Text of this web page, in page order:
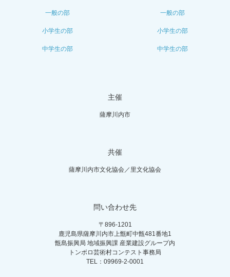
一般の部
小学生の部
中学生の部
一般の部
小学生の部
中学生の部
主催
薩摩川内市
共催
薩摩川内市文化協会／里文化協会
問い合わせ先
〒896-1201
鹿児島県薩摩川内市上甑町中甑481番地1
甑島振興局 地域振興課 産業建設グループ内
トンボロ芸術村コンテスト事務局
TEL：09969-2-0001